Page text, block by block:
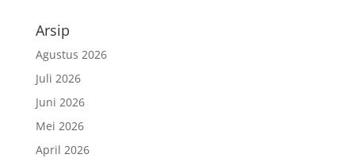
Arsip
Agustus 2026
Juli 2026
Juni 2026
Mei 2026
April 2026